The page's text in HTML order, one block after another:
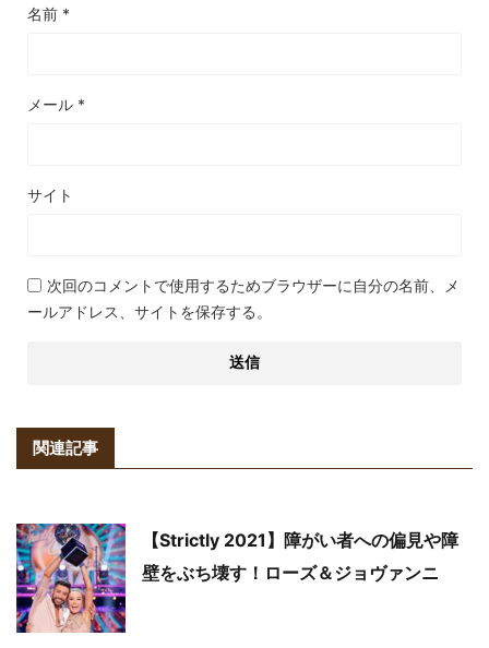
名前 *
メール *
サイト
次回のコメントで使用するためブラウザーに自分の名前、メ
ールアドレス、サイトを保存する。
関連記事
【Strictly 2021】障がい者への偏見や障
壁をぶち壊す！ローズ＆ジョヴァンニ